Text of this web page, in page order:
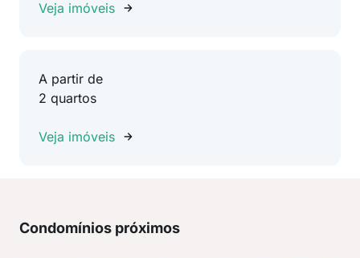
Veja imóveis
A partir de
2 quartos
Veja imóveis
Condomínios próximos